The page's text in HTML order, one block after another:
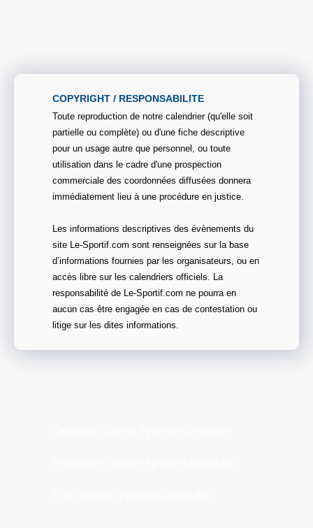
COPYRIGHT / RESPONSABILITE
Toute reproduction de notre calendrier (qu'elle soit
partielle ou complète) ou d'une fiche descriptive
pour un usage autre que personnel, ou toute
utilisation dans le cadre d'une prospection
commerciale des coordonnées diffusées donnera
immédiatement lieu à une procédure en justice.
Les informations descriptives des évènements du
site Le-Sportif.com sont renseignées sur la base
d’informations fournies par les organisateurs, ou en
accès libre sur les calendriers officiels. La
responsabilité de Le-Sportif.com ne pourra en
aucun cas être engagée en cas de contestation ou
litige sur les dites informations.